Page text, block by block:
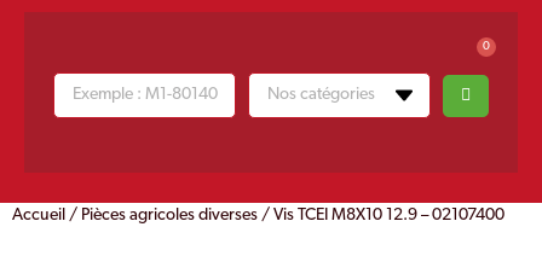
0
Accueil / Pièces agricoles diverses / Vis TCEI M8X10 12.9 – 02107400